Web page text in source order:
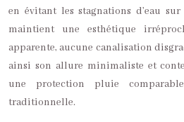
en évitant les stagnations d’eau
maintient une esthétique
apparente, aucune canalisation
ainsi son allure minimaliste et
une protection pluie
traditionnelle.